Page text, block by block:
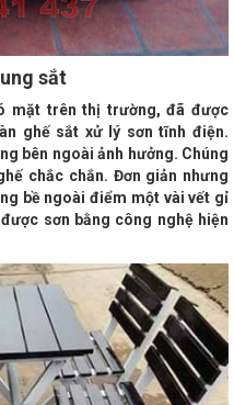
sắt
mặt trên thị trường, đã được
ghế sắt xử lý sơn tĩnh điện.
bên ngoài ảnh hưởng. Chúng
chắc chắn. Đơn giản nhưng
bề ngoài điểm một vài vết gỉ
sơn bằng công nghệ hiện